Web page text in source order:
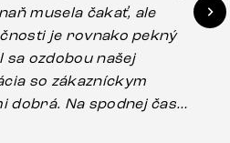
musela čakať, ale
je rovnako pekný
sa ozdobou našej
so zákazníckym
dobrá. Na spodnej časti
pravdepodobne